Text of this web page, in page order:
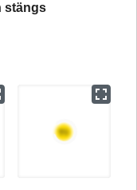
stängs